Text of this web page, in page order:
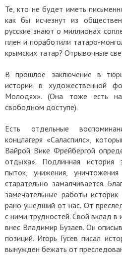
Те, кто не будет иметь
как бы исчезнут из
русские знают о миллионах
плен и поработили татаро-
крымских татар? Отрывочные
В прошлое заключение в
истории в художественной
Молодях». (Она тоже есть
свободном доступе).
Есть отдельные
концлагеря «Саласпилс»,
Вайрой Вике Фрейбергой
отдыха». Подлинная история
пыток, унижения,
старательно замалчивается.
замечательные работы
рано ушедший от нас. От
с ними трудностей. Свой вклад в
внес Владимир Бузаев. Он
позиций. Игорь Гусев писал
вынужден бежать от